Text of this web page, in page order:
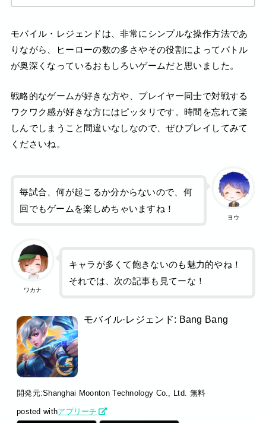
モバイル・レジェンドは、非常にシンプルな操作方法であ
りながら、ヒーローの数の多さやその役割によってバトル
が奥深くなっているおもしろいゲームだと思いました。
戦略的なゲームが好きな方や、プレイヤー同士で対戦する
ワクワク感が好きな方にはピッタリです。時間を忘れて楽
しんでしまうこと間違いなしなので、ぜひプレイしてみて
くださいね。
ヨウ
毎試合、何が起こるか分からないので、何
回でもゲームを楽しめちゃいますね！
ワカナ
キャラが多くて飽きないのも魅力的やね！
それでは、次の記事も見てーな！
モバイル·レジェンド: Bang Bang
開発元:Shanghai Moonton Technology Co., Ltd. 無料
posted withアプリーチ